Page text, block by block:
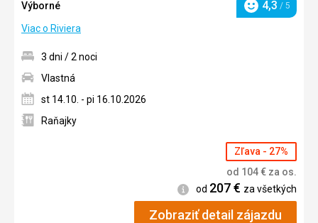
Výborné
Hodnotenie
4,3 / 5
Viac o Riviera
3 dni / 2 noci
Vlastná
st 14.10. - pi 16.10.2026
Raňajky
Zľava - 27%
od 104€ za os.
Informácie
od 207€ za všetkých
Zobraziť detail zájazdu